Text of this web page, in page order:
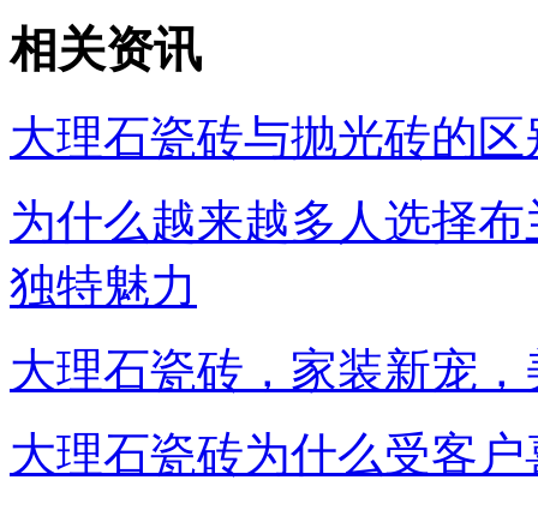
相关资讯
大理石瓷砖与抛光砖的区
为什么越来越多人选择
独特魅力
大理石瓷砖，家装新宠
大理石瓷砖为什么受客户